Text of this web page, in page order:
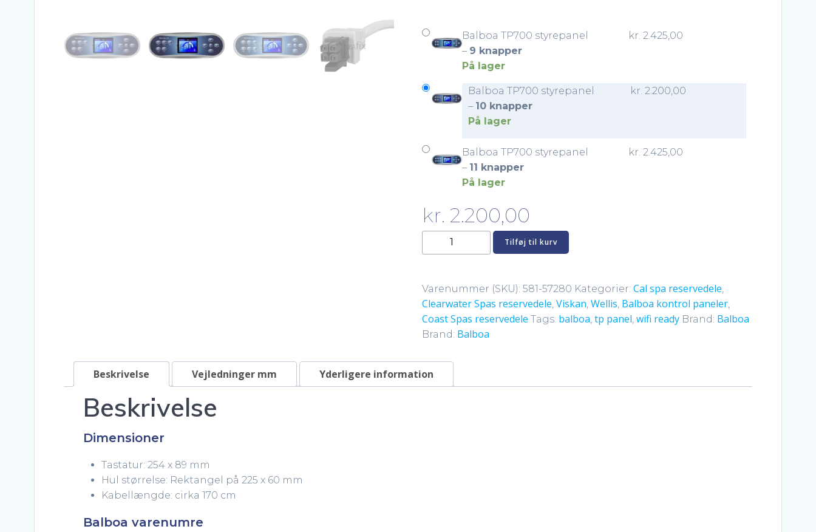
Balboa TP700 styrepanel
– 9 knapper
kr. 2.425,00
På lager
Balboa TP700 styrepanel
– 10 knapper
kr. 2.200,00
På lager
Balboa TP700 styrepanel
– 11 knapper
kr. 2.425,00
På lager
kr. 2.200,00
Balboa
TP700
antal
Tilføj til kurv
Varenummer (SKU): 581-57280 Kategorier: Cal spa reservedele
Clearwater Spas reservedele Viskan Wellis Balboa kontrol paneler,
Coast Spas reservedele Tags: balboa tp panel wifi ready Brand: Balboa
Brand: Balboa
Beskrivelse Vejledninger mm Yderligere information
Beskrivelse
Dimensioner
Tastatur: 254 x 89 mm
Hul størrelse: Rektangel på 225 x 60 mm
Kabellængde: cirka 170 cm
Balboa varenumre